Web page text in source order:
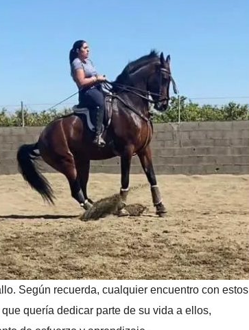
Según recuerda, cualquier encuentro con estos
quería dedicar parte de su vida a ellos,